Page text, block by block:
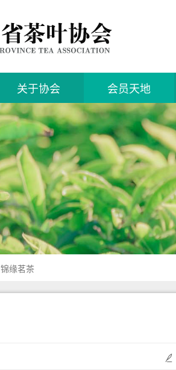
关于协会
会员天地
入会须知
申请入会
会员信息
锦缘茗茶